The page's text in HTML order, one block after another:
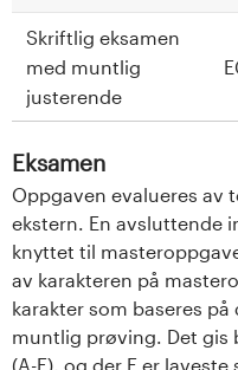
Skriftlig eksamen
med muntlig
justerende
Eksamen
Oppgaven evalueres av
ekstern. En avsluttende
knyttet til
av karakteren på
karakter som baseres
muntlig prøving. Det gis
(A-F), og der E er laveste